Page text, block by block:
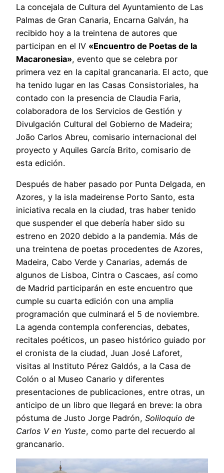
La concejala de Cultura del Ayuntamiento de Las
Palmas de Gran Canaria, Encarna Galván, ha
recibido hoy a la treintena de autores que
participan en el IV «Encuentro de Poetas de la
Macaronesia», evento que se celebra por
primera vez en la capital grancanaria. El acto, que
ha tenido lugar en las Casas Consistoriales, ha
contado con la presencia de Claudia Faria,
colaboradora de los Servicios de Gestión y
Divulgación Cultural del Gobierno de Madeira;
João Carlos Abreu, comisario internacional del
proyecto y Aquiles García Brito, comisario de
esta edición.
Después de haber pasado por Punta Delgada, en
Azores, y la isla madeirense Porto Santo, esta
iniciativa recala en la ciudad, tras haber tenido
que suspender el que debería haber sido su
estreno en 2020 debido a la pandemia. Más de
una treintena de poetas procedentes de Azores,
Madeira, Cabo Verde y Canarias, además de
algunos de Lisboa, Cintra o Cascaes, así como
de Madrid participarán en este encuentro que
cumple su cuarta edición con una amplia
programación que culminará el 5 de noviembre.
La agenda contempla conferencias, debates,
recitales poéticos, un paseo histórico guiado por
el cronista de la ciudad, Juan José Laforet,
visitas al Instituto Pérez Galdós, a la Casa de
Colón o al Museo Canario y diferentes
presentaciones de publicaciones, entre otras, un
anticipo de un libro que llegará en breve: la obra
póstuma de Justo Jorge Padrón, Soliloquio de
Carlos V en Yuste, como parte del recuerdo al
grancanario.